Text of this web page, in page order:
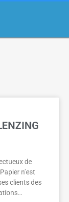
de
n’est
clients des